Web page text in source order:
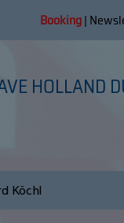
Booking|
HOLLAND
Köchl